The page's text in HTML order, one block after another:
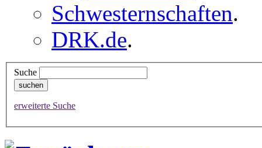
Schwesternschaften.
DRK.de.
Suche
erweiterte Suche